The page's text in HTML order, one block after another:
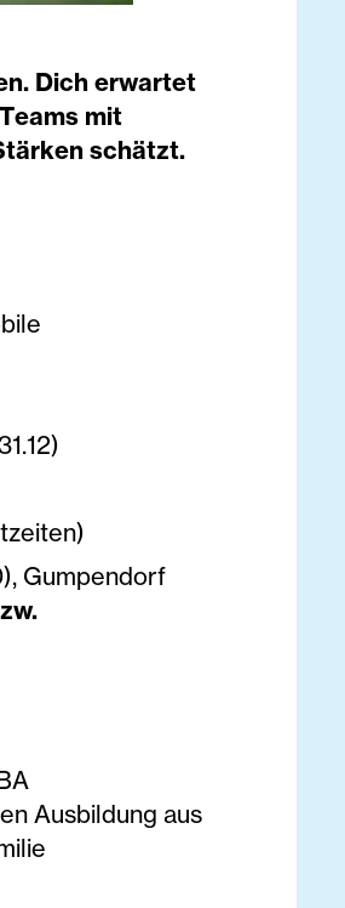
Dich erwartet
mit
schätzt.
Gumpendorf
Ausbildung aus